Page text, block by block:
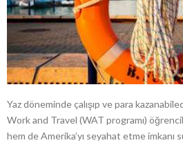
Yaz döneminde çalışıp ve para
Work and Travel (WAT programı)
hem de Amerika’yı seyahat etme imkanı